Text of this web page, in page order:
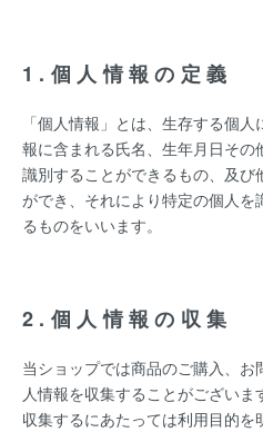
1.個人情報の定義
「個人情報」とは、生存する個
報に含まれる氏名、生年月日そ
識別することができるもの、及び
ができ、それにより特定の個人
るものをいいます。
2.個人情報の収集
当ショップでは商品のご購入、
人情報を収集することがございま
収集するにあたっては利用目的